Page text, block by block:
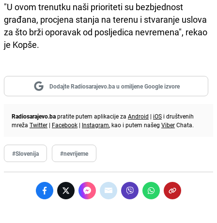
"U ovom trenutku naši prioriteti su bezbjednost
građana, procjena stanja na terenu i stvaranje uslova
za što brži oporavak od posljedica nevremena", rekao
je Kopše.
Dodajte Radiosarajevo.ba u omiljene Google izvore
Radiosarajevo.bapratite putem aplikacije za Android | iOS i društvenih
mreža Twitter | Facebook | Instagram, kao i putem našeg ViberChata.
#Slovenija #nevrijeme